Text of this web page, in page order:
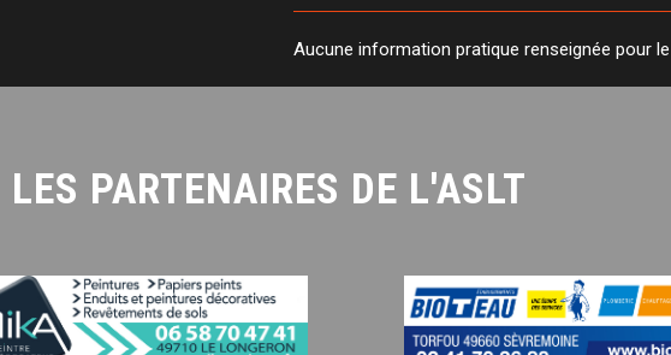
Aucune information pratique renseignée pour
LES PARTENAIRES DE L'ASLT